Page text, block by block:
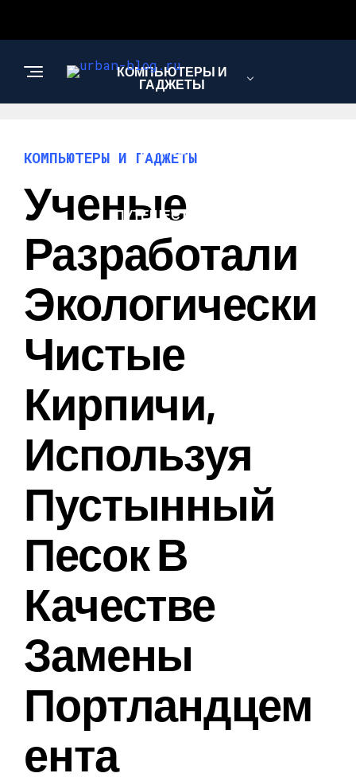
КОМПЬЮТЕРЫ И
ГАДЖЕТЫ
НОВОСТИ
ПУТЕШЕСТВИЯ И
КОМПЬЮТЕРЫ И ГАДЖЕТЫ
Ученые
Разработали
Экологически
Чистые
Кирпичи,
Используя
Пустынный
Песок В
Качестве
Замены
Портландцем
Ента